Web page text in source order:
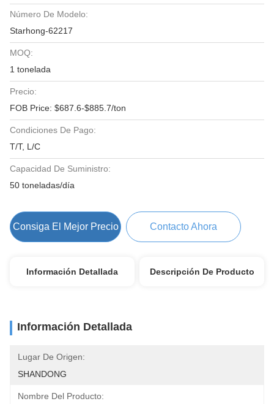
Número De Modelo:
Starhong-62217
MOQ:
1 tonelada
Precio:
FOB Price: $687.6-$885.7/ton
Condiciones De Pago:
T/T, L/C
Capacidad De Suministro:
50 toneladas/día
Consiga El Mejor Precio Contacto Ahora
Información Detallada Descripción De Producto
Información Detallada
Lugar De Origen:
SHANDONG
Nombre Del Producto: